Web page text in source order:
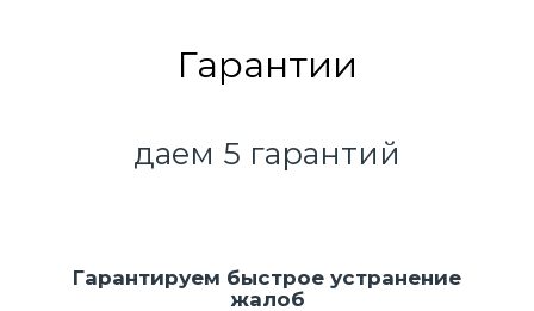
Гарантии
даем 5 гарантий
Гарантируем быстрое устранение
жалоб